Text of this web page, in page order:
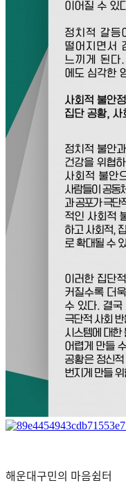
해운대구민의 마음쉼터